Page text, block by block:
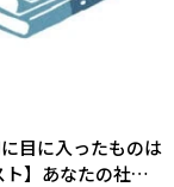
目に入ったものは
】あなたの社交